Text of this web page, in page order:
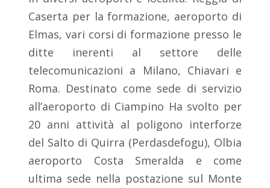
Caserta per la formazione, aeroporto di
Elmas, vari corsi di formazione presso le
ditte inerenti al settore delle
telecomunicazioni a Milano, Chiavari e
Roma. Destinato come sede di servizio
all’aeroporto di Ciampino Ha svolto per
20 anni attività al poligono interforze
del Salto di Quirra (Perdasdefogu), Olbia
aeroporto Costa Smeralda e come
ultima sede nella postazione sul Monte